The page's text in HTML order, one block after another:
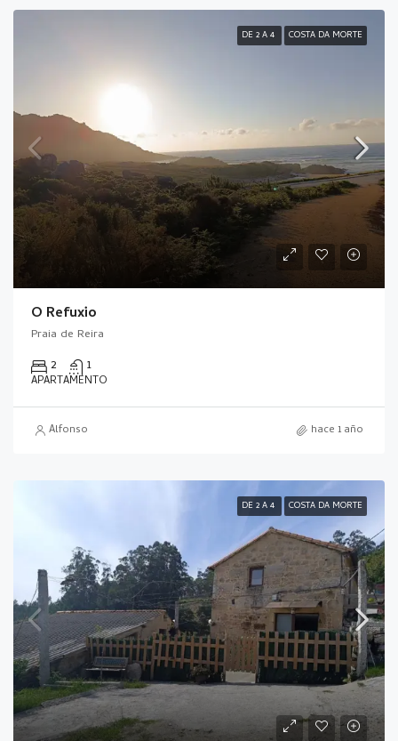
DE 2 A 4 COSTA DA MORTE
O Refuxio
Praia de Reira
2 1
APARTAMENTO
Alfonso hace 1 año
DE 2 A 4 COSTA DA MORTE